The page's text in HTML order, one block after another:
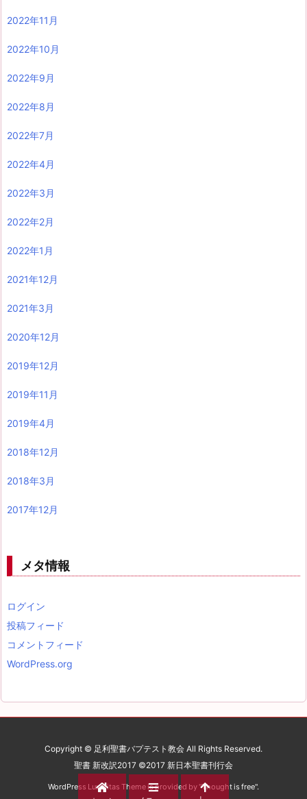
2022年11月
2022年10月
2022年9月
2022年8月
2022年7月
2022年4月
2022年3月
2022年2月
2022年1月
2021年12月
2021年3月
2020年12月
2019年12月
2019年11月
2019年4月
2018年12月
2018年3月
2017年12月
メタ情報
ログイン
投稿フィード
コメントフィード
WordPress.org
Copyright © 足利聖書バプテスト教会 All Rights Reserved.
聖書 新改訳2017 ©2017 新日本聖書刊行会
WordPress Luxeritas Theme is provided by "Thought is free".